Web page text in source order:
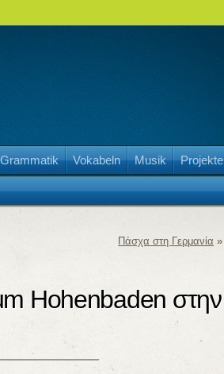
Grammatik Vokabeln Musik Projekte
Πάσχα στη Γερμανία »
Hohenbaden στην